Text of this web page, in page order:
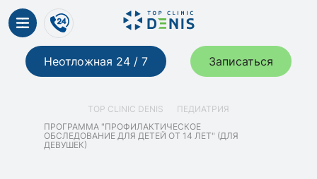
Неотложная 24 / 7 Записаться
TOP CLINIC DENIS
ПЕДИАТРИЯ
ПРОГРАММА "ПРОФИЛАКТИЧЕСКОЕ
ОБСЛЕДОВАНИЕ ДЛЯ ДЕТЕЙ ОТ 14 ЛЕТ" (ДЛЯ
ДЕВУШЕК)